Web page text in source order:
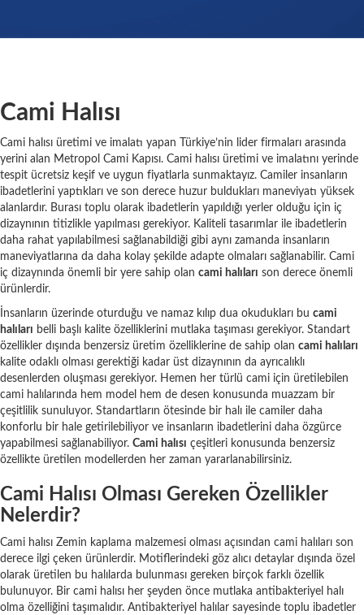
Cami Halısı
Cami halısı üretimi ve imalatı yapan Türkiye’nin lider firmaları arasında
yerini alan Metropol Cami Kapısı. Cami halısı üretimi ve imalatını yerinde
tespit ücretsiz keşif ve uygun fiyatlarla sunmaktayız. Camiler insanların
ibadetlerini yaptıkları ve son derece huzur buldukları maneviyatı yüksek
alanlardır. Burası toplu olarak ibadetlerin yapıldığı yerler olduğu için iç
dizaynının titizlikle yapılması gerekiyor. Kaliteli tasarımlar ile ibadetlerin
daha rahat yapılabilmesi sağlanabildiği gibi aynı zamanda insanların
maneviyatlarına da daha kolay şekilde adapte olmaları sağlanabilir. Cami
iç dizaynında önemli bir yere sahip olan cami halıları son derece önemli
ürünlerdir.
İnsanların üzerinde oturduğu ve namaz kılıp dua okudukları bu cami
halıları belli başlı kalite özelliklerini mutlaka taşıması gerekiyor. Standart
özellikler dışında benzersiz üretim özelliklerine de sahip olan cami halıları
kalite odaklı olması gerektiği kadar üst dizaynının da ayrıcalıklı
desenlerden oluşması gerekiyor. Hemen her türlü cami için üretilebilen
cami halılarında hem model hem de desen konusunda muazzam bir
çeşitlilik sunuluyor. Standartların ötesinde bir halı ile camiler daha
konforlu bir hale getirilebiliyor ve insanların ibadetlerini daha özgürce
yapabilmesi sağlanabiliyor. Cami halısı çeşitleri konusunda benzersiz
özellikte üretilen modellerden her zaman yararlanabilirsiniz.
Cami Halısı Olması Gereken Özellikler
Nelerdir?
Cami halısı Zemin kaplama malzemesi olması açısından cami halıları son
derece ilgi çeken ürünlerdir. Motiflerindeki göz alıcı detaylar dışında özel
olarak üretilen bu halılarda bulunması gereken birçok farklı özellik
bulunuyor. Bir cami halısı her şeyden önce mutlaka antibakteriyel halı
olma özelliğini taşımalıdır. Antibakteriyel halılar sayesinde toplu ibadetler